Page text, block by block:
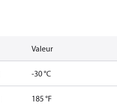
Valeur
-30 °C
185 °F